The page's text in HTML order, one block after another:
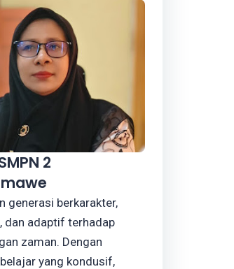
2
generasi berkarakter,
dan adaptif terhadap
zaman. Dengan
yang kondusif,